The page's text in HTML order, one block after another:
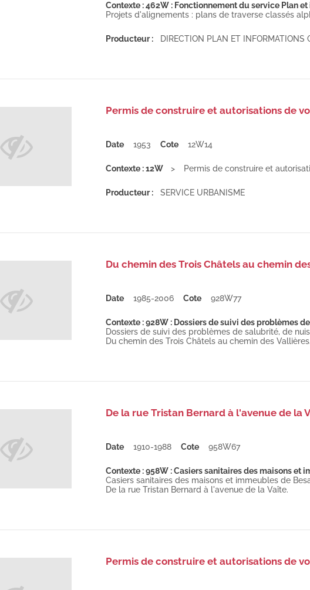
Contexte : 462W : Fonctionnement du service Plan
Projets d'alignements : plans de traverse classés
Producteur : DIRECTION PLAN ET INFORMATIONS
Permis de construire et autorisations de
Date 1953 Cote 12W14
Contexte : 12W Permis de construire et
Producteur : SERVICE URBANISME
Du chemin des Trois Châtels au chemin
Date 1985-2006 Cote 928W77
Contexte : 928W : Dossiers de suivi des problèmes
Dossiers de suivi des problèmes de salubrité, de
Du chemin des Trois Châtels au chemin des Vallières.
De la rue Tristan Bernard à l'avenue de la
Date 1910-1988 Cote 958W67
Contexte : 958W : Casiers sanitaires des maisons et
Casiers sanitaires des maisons et immeubles de
De la rue Tristan Bernard à l'avenue de la Vaîte.
Permis de construire et autorisations de